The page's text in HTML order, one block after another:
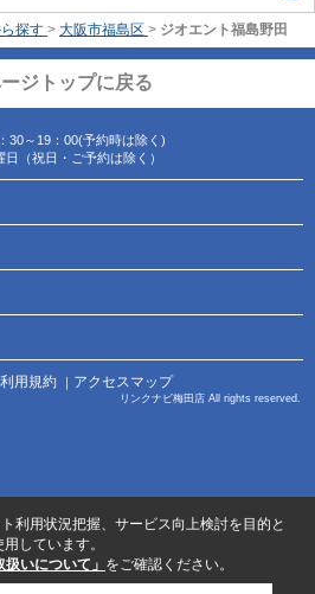
探す > 大阪市福島区 > ジオエント福島野田
ジトップに戻る
30～19：00(予約時は除く)
日（祝日・ご予約は除く）
利用規約 アクセスマップ
会社 リンクナビ梅田店 All rights reserved.
利用状況把握、サービス向上検討を目的と
しています。
扱いについて」 をご確認ください。